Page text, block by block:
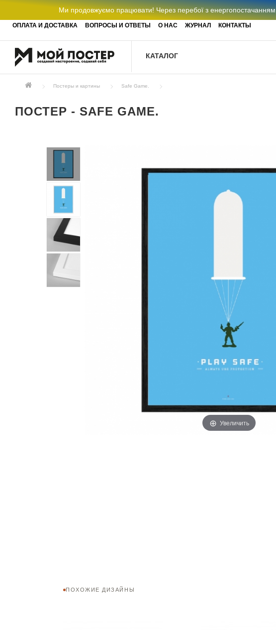
Ми продовжуємо працювати! Через перебої з
ОПЛАТА И ДОСТАВКА ВОПРОСЫ И ОТВЕТЫ О НАС ЖУРНАЛ КОНТАКТЫ
КАТАЛОГ
Постеры и картины Safe Game.
ПОСТЕР - SAFE GAME.
Увеличить
ПОХОЖИЕ ДИЗАЙНЫ